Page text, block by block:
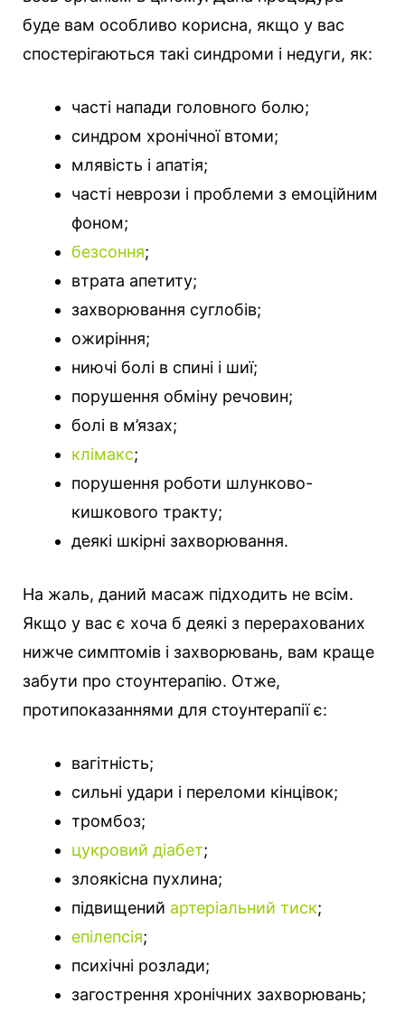
буде вам особливо корисна, якщо у вас
спостерігаються такі синдроми і недуги, як:
часті напади головного болю;
синдром хронічної втоми;
млявість і апатія;
часті неврози і проблеми з емоційним
фоном;
безсоння;
втрата апетиту;
захворювання суглобів;
ожиріння;
ниючі болі в спині і шиї;
порушення обміну речовин;
болі в м’язах;
клімакс;
порушення роботи шлунково-
кишкового тракту;
деякі шкірні захворювання.
На жаль, даний масаж підходить не всім.
Якщо у вас є хоча б деякі з перерахованих
нижче симптомів і захворювань, вам краще
забути про стоунтерапію. Отже,
протипоказаннями для стоунтерапії є:
вагітність;
сильні удари і переломи кінцівок;
тромбоз;
цукровий діабет;
злоякісна пухлина;
підвищений артеріальний тиск;
епілепсія;
психічні розлади;
загострення хронічних захворювань;